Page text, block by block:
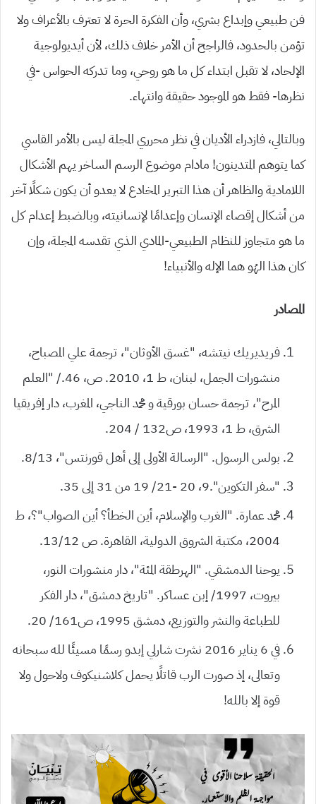
فن طبيعي وإبداع بشري، وأن الفكرة الحرة لا تعترف بالأعراف ولا
تؤمن بالحدود، فالراجح أن الأمر خلاف ذلك، لأن أيديولوجية
الإلحاد، لا تقبل ابتداء كل ما هو روحي، وما تدركه الحواس -في
نظرها- فقط هو الموجود حقيقة وانتهاء.
وبالتالي، فازدراء الأديان في نظر محرري المجلة ليس بالأمر القاسي
كما يتوهم المتدينون! مادام موضوع الرسم الساخر يهم الأشكال
اللامادية والظاهر أن هذا التبرير المخادع لا يعدو أن يكون شكلًا آخر
من أشكال إقصاء الإنسان وإعدامًا لإنسانيته، وبالضبط إعدام كل
ما هو متجاوز للنظام الطبيعي-المادي الذي تقدسه المجلة، وإن
كان هذا الهُو هما الإله والأنبياء!
المصادر
فريديريك نيتشه، “غسق الأوثان”، ترجمة علي المصباح،
منشورات الجمل، لبنان، ط 1، 2010. ص، 46./ “العلم
المرح”، ترجمة حسان بورقية و محمد الناجي، المغرب، دار إفريقيا
الشرق، ط 1، 1993، ص132 / 204.
بولس الرسول. “الرسالة الأولى إلى أهل قورنتس”، 8/13.
“سفر التكوين”.9، 20 -21/ 19 من 31 إلى 35.
محمد عمارة. “الغرب والإسلام، أين الخطأ؟ أين الصواب”؟، ط
2004، مكتبة الشروق الدولية، القاهرة. ص 13/12.
يوحنا الدمشقي. “الهرطقة المئة”، دار منشورات النور،
بيروت، 1997/ إبن عساكر. “تاريخ دمشق”، دار الفكر
للطباعة والنشر والتوزيع، دمشق 1995، ص161/ 20.
في 6 يناير 2016 نشرت شارلي إبدو رسمًا مسيئًا لله سبحانه
وتعالى، إذ صورت الرب قاتلًا يحمل كلاشنيكوف ولاحول ولا
قوة إلا بالله!